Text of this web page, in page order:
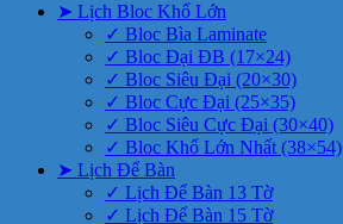
➤ Lịch Bloc Khổ Lớn
✓ Bloc Bìa Laminate
✓ Bloc Đại ĐB (17×24)
✓ Bloc Siêu Đại (20×30)
✓ Bloc Cực Đại (25×35)
✓ Bloc Siêu Cực Đại (30×40)
✓ Bloc Khổ Lớn Nhất (38×54)
➤ Lịch Để Bàn
✓ Lịch Để Bàn 13 Tờ
✓ Lịch Để Bàn 15 Tờ